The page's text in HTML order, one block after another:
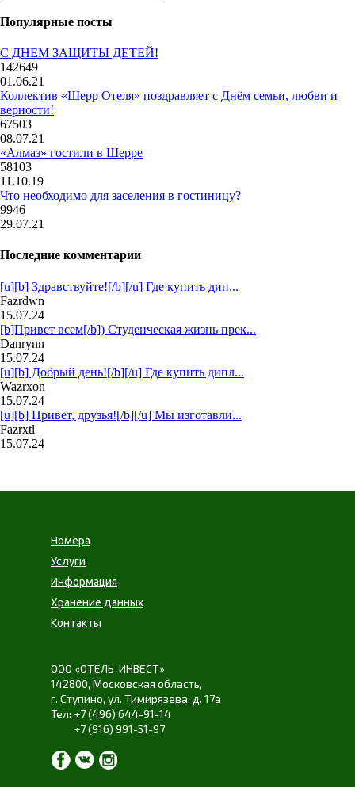
Популярные посты
С ДНЕМ ЗАЩИТЫ ДЕТЕЙ!
142649
01.06.21
Коллектив «Шерр Отеля» поздравляет с Днём семьи, любви и
верности!
67503
08.07.21
«Алмаз» гостили в Шерре
58103
11.10.19
Что необходимо для заселения в гостиницу?
9946
29.07.21
Последние комментарии
[u][b] Здравствуйте![/b][/u] Где купить дип...
Fazrdwn
15.07.24
[b]Привет всем[/b]) Студенческая жизнь прек...
Danrynn
15.07.24
[u][b] Добрый день![/b][/u] Где купить дипл...
Wazrxon
15.07.24
[u][b] Привет, друзья![/b][/u] Мы изготавли...
Fazrxtl
15.07.24
Номера
Услуги
Информация
Хранение данных
Контакты
ООО «ОТЕЛЬ-ИНВЕСТ»
142800, Московская область,
г. Ступино, ул. Тимирязева, д. 17а
+7 (496) 644-91-14
+7 (916) 991-51-97